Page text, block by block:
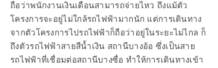
ถือว่าพนักงานเงินเดือนสามารถจ่ายไหว ถึงแม้ตัว
โครงการจะอยู่ไม่ใกล้รถไฟฟ้ามากนัก แต่การเดินทาง
จากตัวโครงการไปรถไฟฟ้าก็ถือว่าอยู่ในระยะไม่ไกล ก็
ถึงตัวรถไฟฟ้าสายสีน้ำเงิน สถานีบางอ้อ ซึ่งเป็นสาย
รถไฟฟ้าที่เชื่อมต่อสถานีบางซื่อ ทำให้การเดินทางเข้า